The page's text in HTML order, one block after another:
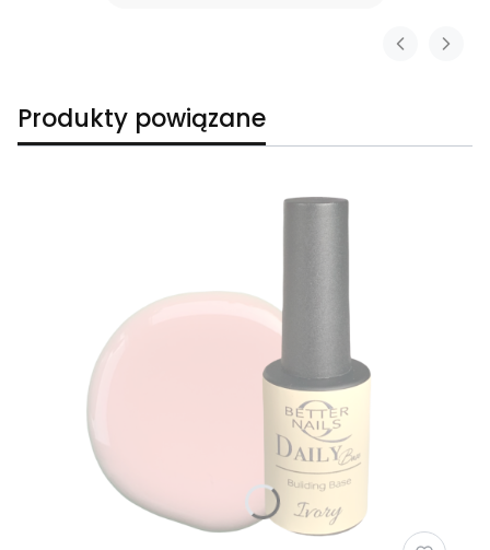
Produkty powiązane